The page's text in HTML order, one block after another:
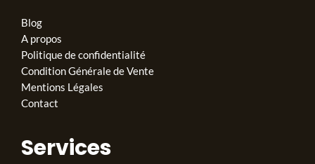
Blog
A propos
Politique de confidentialité
Condition Générale de Vente
Mentions Légales
Contact
Services